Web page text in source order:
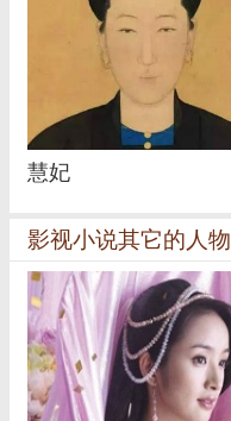
慧妃
影视小说其它的人物